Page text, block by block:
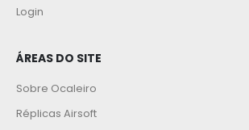
Login
ÁREAS DO SITE
Sobre Ocaleiro
Réplicas Airsoft